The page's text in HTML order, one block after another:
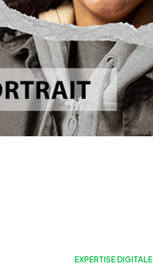
EXPERTISE DIGITALE